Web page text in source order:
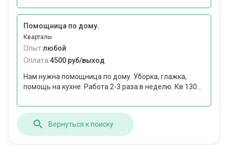
Помощница по дому.
Кварталы
Опыт:любой
Оплата:4500 руб/выход
Нам нужна помощница по дому. Уборка, глажка,
помощь на кухне. Работа 2-3 раза в неделю. Кв 130...
Вернуться к поиску